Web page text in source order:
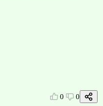
0 0